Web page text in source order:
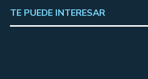
TE PUEDE INTERESAR